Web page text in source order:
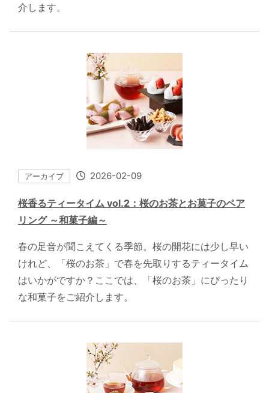
介します。
アーカイブ 2026-02-09
桜香るティータイム vol.2：桜のお茶とお菓子のペア
リング ～和菓子編～
春の足音が聞こえてくる季節。桜の開花には少し早い
けれど、「桜のお茶」で春を先取りするティータイム
はいかがですか？ここでは、「桜のお茶」にぴったり
な和菓子をご紹介します。